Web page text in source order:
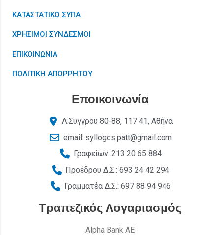
ΚΑΤΑΣΤΑΤΙΚΟ ΣΥΠΑ
ΧΡΗΣΙΜΟΙ ΣΥΝΔΕΣΜΟΙ
ΕΠΙΚΟΙΝΩΝΙΑ
ΠΟΛΙΤΙΚΗ ΑΠΟΡΡΗΤΟΥ
Εποικοινωνία
Λ.Συγγρου 80-88, 117 41, Αθήνα
email: syllogos.patt@gmail.com
Γραφείων: 213 20 65 884
Προέδρου Δ.Σ.: 693 24 42 294
Γραμματέα Δ.Σ.: 697 88 94 946
Τραπεζικός Λογαριασμός
Alpha Bank AE